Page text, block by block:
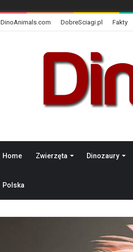
DinoAnimals.com DobreSciagi.pl Fakty
Home Zwierzęta Dinozaury
Polska